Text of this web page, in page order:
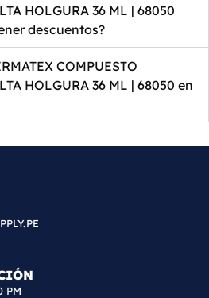
HOLGURA 36 ML | 68050
descuentos?
COMPUESTO
HOLGURA 36 ML | 68050 en
PM